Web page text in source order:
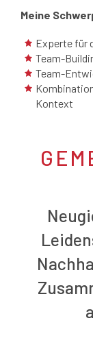
Meine
Experte für
Team-
Team-
Kontext